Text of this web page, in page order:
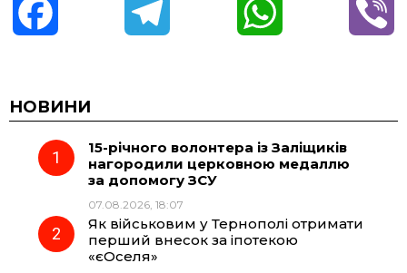
c
e
o
e
r
t
A
НОВИНИ
15-річного волонтера із Заліщиків
нагородили церковною медаллю
за допомогу ЗСУ
07.08.2026, 18:07
Як військовим у Тернополі отримати
перший внесок за іпотекою
«єОселя»